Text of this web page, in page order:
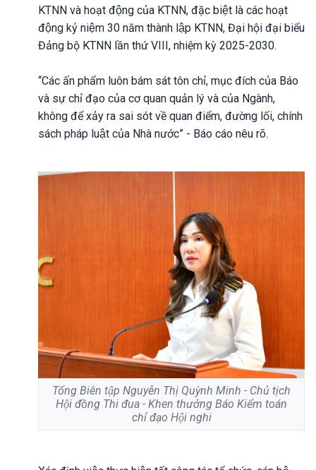
KTNN và hoạt động của KTNN, đặc biệt là các hoạt
động kỷ niệm 30 năm thành lập KTNN, Đại hội đại biểu
Đảng bộ KTNN lần thứ VIII, nhiệm kỳ 2025-2030.
“Các ấn phẩm luôn bám sát tôn chỉ, mục đích của Báo
và sự chỉ đạo của cơ quan quản lý và của Ngành,
không để xảy ra sai sót về quan điểm, đường lối, chính
sách pháp luật của Nhà nước” - Báo cáo nêu rõ.
Tổng Biên tập Nguyễn Thị Quỳnh Minh - Chủ tịch
Hội đồng Thi đua - Khen thưởng Báo Kiểm toán
chỉ đạo Hội nghi